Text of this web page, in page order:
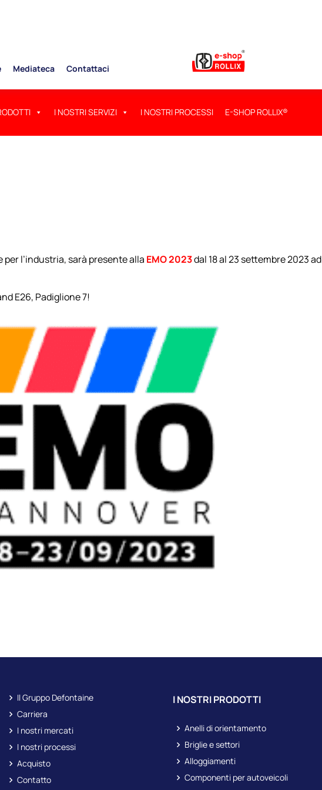
I NOSTRI SERVIZI I NOSTRI PROCESSI E-SHOP ROLLIX®
Mediateca Contattaci
l’industria, sarà presente alla EMO 2023dal 18 al 23 settembre 2023 ad
E26, Padiglione 7!
Il Gruppo Defontaine
Carriera
I nostri mercati
I nostri processi
Acquisto
Contatto
I NOSTRI PRODOTTI
Anelli di orientamento
Briglie e settori
Alloggiamenti
Componenti per autoveicoli